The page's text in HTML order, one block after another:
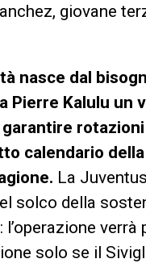
giovane
nasce dal
Pierre Kalulu un
calendario
La
solco della
l’operazione verrà
solo se il